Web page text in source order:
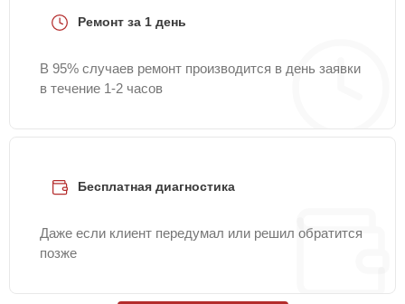
Ремонт за 1 день
В 95% случаев ремонт производится в день заявки
в течение 1-2 часов
Бесплатная диагностика
Даже если клиент передумал или решил обратится
позже